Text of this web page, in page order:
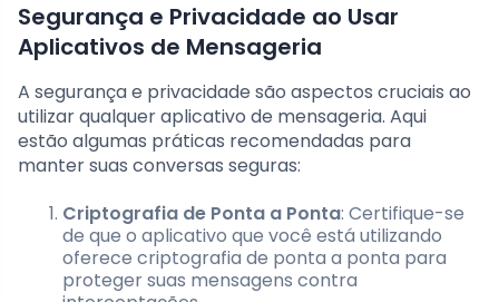
Segurança e Privacidade ao Usar
Aplicativos de Mensageria
A segurança e privacidade são aspectos cruciais ao
utilizar qualquer aplicativo de mensageria. Aqui
estão algumas práticas recomendadas para
manter suas conversas seguras:
Criptografia de Ponta a Ponta: Certifique-se
de que o aplicativo que você está utilizando
oferece criptografia de ponta a ponta para
proteger suas mensagens contra